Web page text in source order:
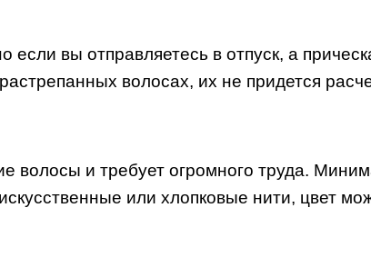
вы отправляетесь в отпуск, а
волосах, их не придется
волосы и требует огромного труда.
или хлопковые нити, цвет